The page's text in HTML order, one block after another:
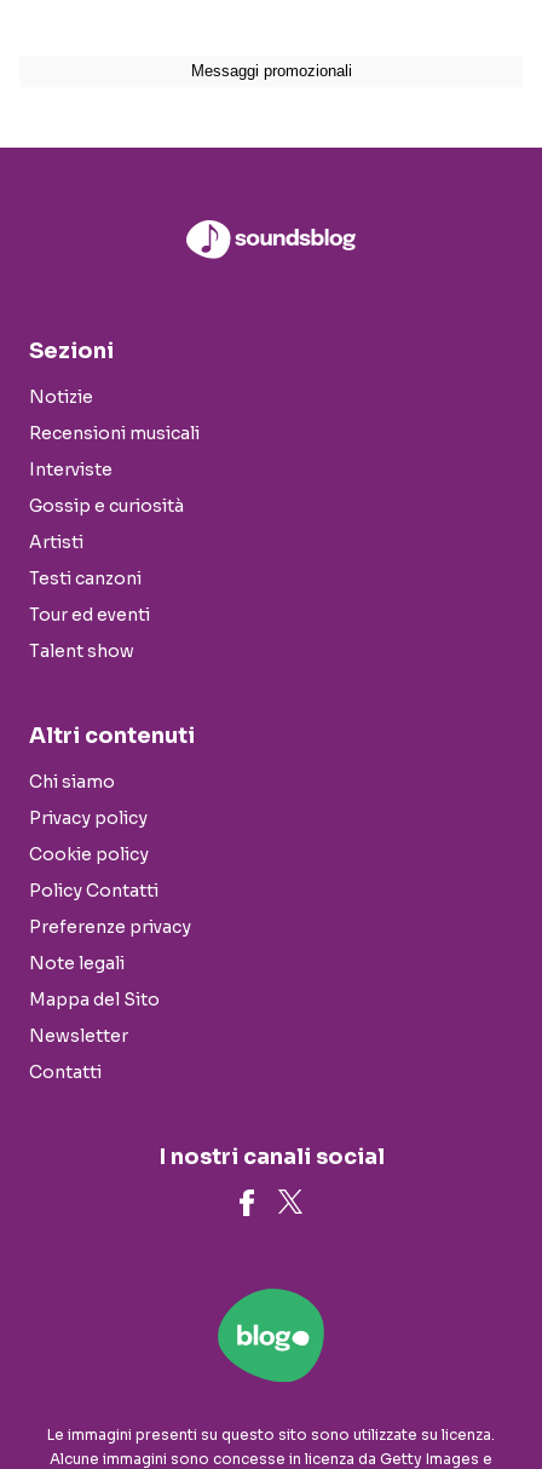
Sezioni
Notizie
Recensioni musicali
Interviste
Gossip e curiosità
Artisti
Testi canzoni
Tour ed eventi
Talent show
Altri contenuti
Chi siamo
Privacy policy
Cookie policy
Policy Contatti
Preferenze privacy
Note legali
Mappa del Sito
Newsletter
Contatti
I nostri canali social
Le immagini presenti su questo sito sono utilizzate su licenza.
Alcune immagini sono concesse in licenza da Getty Images e